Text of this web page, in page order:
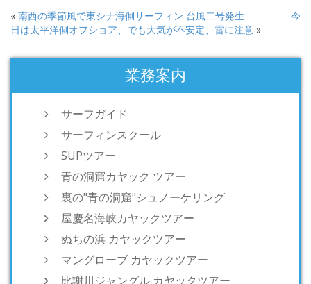
« 南西の季節風で東シナ海側サーフィン 台風二号発生
今
日は太平洋側オフショア、でも大気が不安定、雷に注意 »
業務案内
サーフガイド
サーフィンスクール
SUPツアー
青の洞窟カヤック ツアー
裏の"青の洞窟"シュノーケリング
屋慶名海峡カヤックツアー
ぬちの浜 カヤックツアー
マングローブ カヤックツアー
比謝川ジャングル カヤックツアー